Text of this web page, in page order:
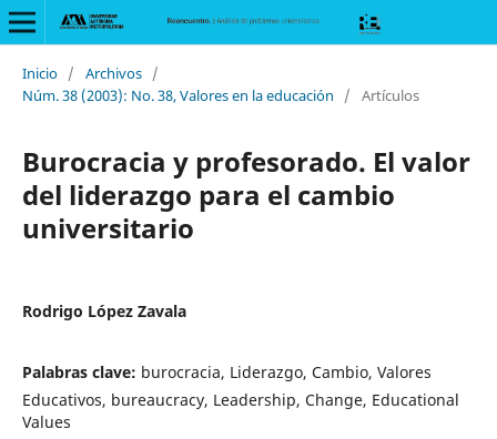
Inicio / Archivos /
Núm. 38 (2003): No. 38, Valores en la educación
/ Artículos
Burocracia y profesorado. El valor
del liderazgo para el cambio
universitario
Rodrigo López Zavala
Palabras clave: burocracia, Liderazgo, Cambio, Valores
Educativos, bureaucracy, Leadership, Change, Educational
Values